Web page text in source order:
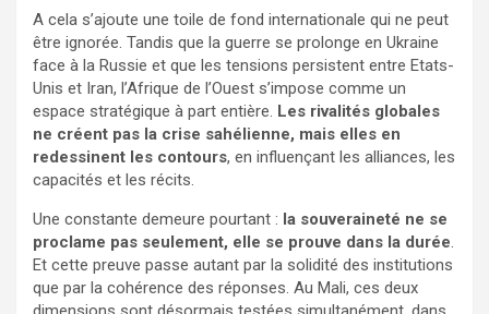
A cela s’ajoute une toile de fond internationale qui ne peut
être ignorée. Tandis que la guerre se prolonge en Ukraine
face à la Russie et que les tensions persistent entre Etats-
Unis et Iran, l’Afrique de l’Ouest s’impose comme un
espace stratégique à part entière. Les rivalités globales
ne créent pas la crise sahélienne, mais elles en
redessinent les contours, en influençant les alliances, les
capacités et les récits.
Une constante demeure pourtant : la souveraineté ne se
proclame pas seulement, elle se prouve dans la durée
Et cette preuve passe autant par la solidité des institutions
que par la cohérence des réponses. Au Mali, ces deux